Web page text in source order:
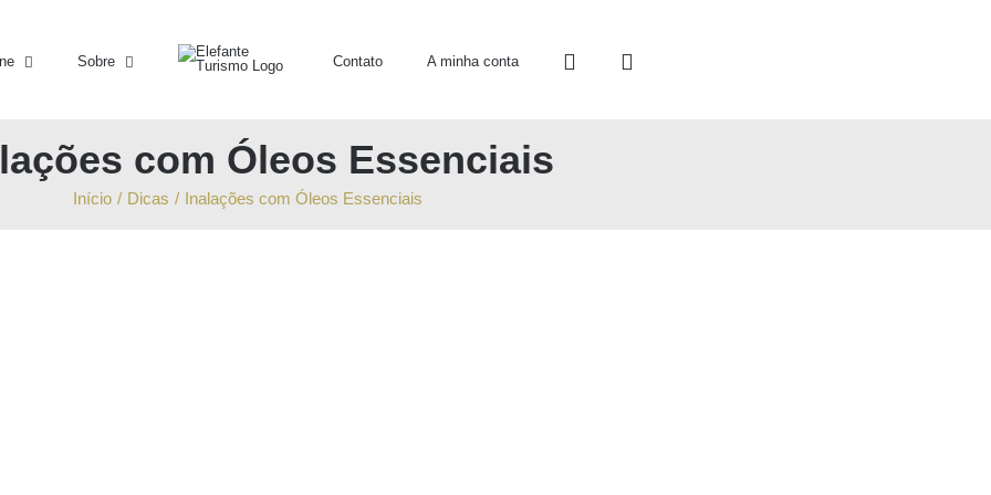
Sobre Contato A minha conta
com Óleos Essenciais
Início / Dicas / Inalações com Óleos Essenciais